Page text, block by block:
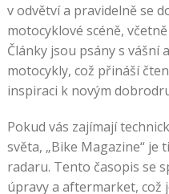
v odvětví a pravidelně se
motocyklové scéně,
Články jsou psány s
motocykly, což přináší
inspiraci k novým
Pokud vás zajímají
světa, „Bike Magazine“
radaru. Tento časopis se
úpravy a aftermarket, což